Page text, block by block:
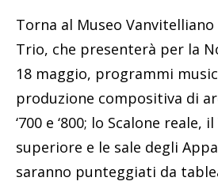
Torna al Museo
Trio, che presenterà per la
18 maggio, programmi
produzione compositiva di
‘700 e ‘800; lo Scalone reale,
superiore e le sale degli
saranno punteggiati da